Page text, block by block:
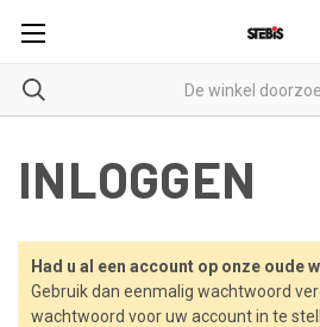
INLOGGEN
Had u al een account op onze oude
Gebruik dan eenmalig wachtwoord
wachtwoord voor uw account in te